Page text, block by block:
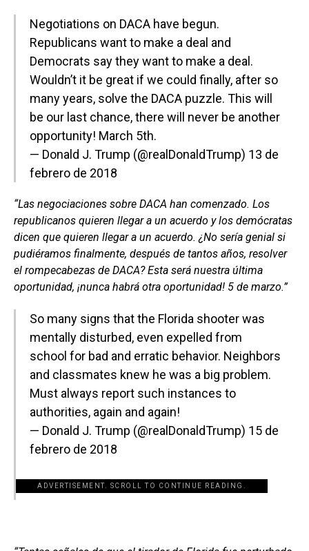
Negotiations on DACA have begun.
Republicans want to make a deal and
Democrats say they want to make a deal.
Wouldn’t it be great if we could finally, after so
many years, solve the DACA puzzle. This will
be our last chance, there will never be another
opportunity! March 5th.
— Donald J. Trump (@realDonaldTrump) 13 de
febrero de 2018
“Las negociaciones sobre DACA han comenzado. Los
republicanos quieren llegar a un acuerdo y los demócratas
dicen que quieren llegar a un acuerdo. ¿No sería genial si
pudiéramos finalmente, después de tantos años, resolver
el rompecabezas de DACA? Esta será nuestra última
oportunidad, ¡nunca habrá otra oportunidad! 5 de marzo.”
So many signs that the Florida shooter was
mentally disturbed, even expelled from
school for bad and erratic behavior. Neighbors
and classmates knew he was a big problem.
Must always report such instances to
authorities, again and again!
— Donald J. Trump (@realDonaldTrump) 15 de
febrero de 2018
ADVERTISEMENT. SCROLL TO CONTINUE READING.